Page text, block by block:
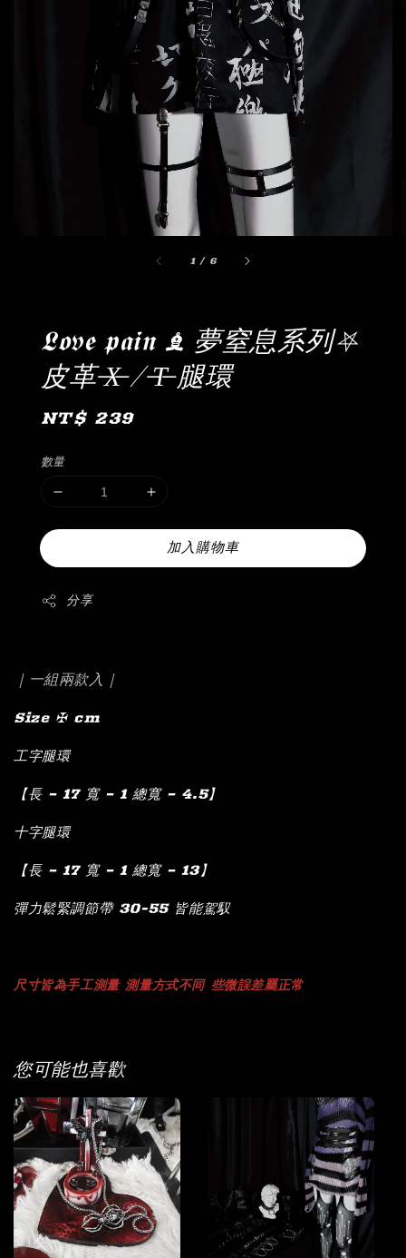
1 / 6
𝕷𝖔v𝖊 𝖕𝖆𝖎𝖓 ♝ 夢窒息系列⛧
皮革 ̶X̶ / ̶T̶ 腿環
Regular
NT$ 239
數量
加入購物車
分享
｜一組兩款入｜
Size ✠ cm
工字腿環
【長 – 17 寬 – 1 總寬 – 4.5】
十字腿環
【長 – 17 寬 – 1 總寬 – 13】
彈力鬆緊調節帶 30-55 皆能駕馭
尺寸皆為手工測量 測量方式不同 些微誤差屬正常
您可能也喜歡